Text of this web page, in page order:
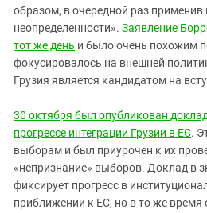
образом, в очередной раз применив
неопределенности». Заявление
тот же день и было очень похожим
фокусировалось на внешней
Грузия является кандидатом на
30 октября был опубликован
прогрессе интеграции Грузии в ЕС.
выборам и был приурочен к их
«непризнание» выборов. Доклад в
фиксирует прогресс в
приближении к ЕС, но в то же время